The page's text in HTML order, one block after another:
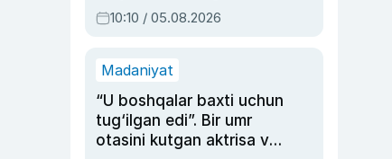
hukmi o‘qildi
10:10 / 05.08.2026
Madaniyat
“U boshqalar baxti uchun
tug‘ilgan edi”. Bir umr
otasini kutgan aktrisa va